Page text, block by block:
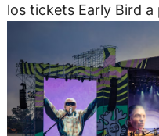
los tickets Early Bird